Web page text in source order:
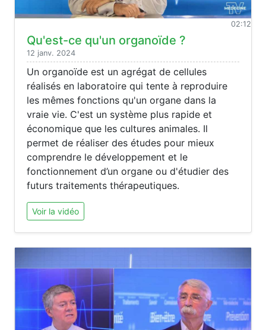
02:12
Qu'est-ce qu'un organoïde ?
12 janv. 2024
Un organoïde est un agrégat de cellules
réalisés en laboratoire qui tente à reproduire
les mêmes fonctions qu'un organe dans la
vraie vie. C'est un système plus rapide et
économique que les cultures animales. Il
permet de réaliser des études pour mieux
comprendre le développement et le
fonctionnement d’un organe ou d'étudier des
futurs traitements thérapeutiques.
Voir la vidéo